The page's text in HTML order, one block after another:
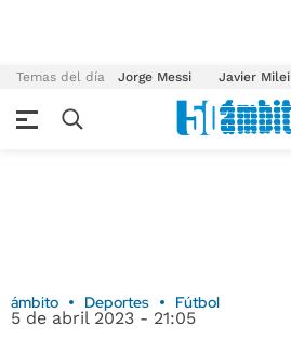
Temas del día Jorge Messi Javier Milei
ámbito Deportes Fútbol
5 de abril 2023 - 21:05